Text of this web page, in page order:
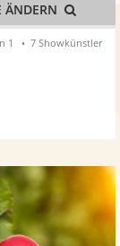
ÄNDERN
1 7 Showkünstler